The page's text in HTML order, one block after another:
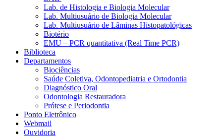
Lab. de Histologia e Biologia Molecular
Lab. Multiusuário de Biologia Molecular
Lab. Multiusuário de Lâminas Histopatológicas
Biotério
EMU – PCR quantitativa (Real Time PCR)
Biblioteca
Departamentos
Biociências
Saúde Coletiva, Odontopediatria e Ortodontia
Diagnóstico Oral
Odontologia Restauradora
Prótese e Periodontia
Ponto Eletrônico
Webmail
Ouvidoria